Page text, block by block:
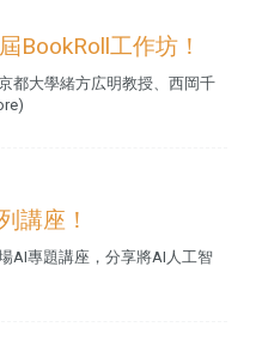
BookRoll工作坊！
都大學緒方広明教授、西岡千
講座！
AI專題講座，分享將AI人工智